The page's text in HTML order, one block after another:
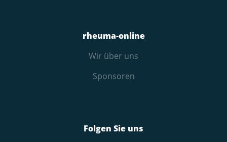
rheuma-online
Wir über uns
Sponsoren
Folgen Sie uns